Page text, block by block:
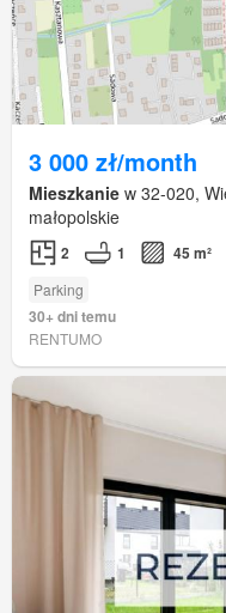
3 000 zł/month
Mieszkanie w 32-020,
małopolskie
2 1 45 m²
Parking
30+ dni temu
RENTUMO